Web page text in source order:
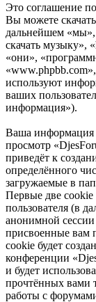
Это соглашение
Вы можете
дальнейшем
скачать музыку»,
«они»,
используют
ваших
информация»).
Ваша информация
просмотр
приведёт к
определённого
загружаемые в
Первые две cookie
пользователя (в
анонимной
присвоенные вам
cookie будет
конференции
и будет
прочтённых вами
работы с